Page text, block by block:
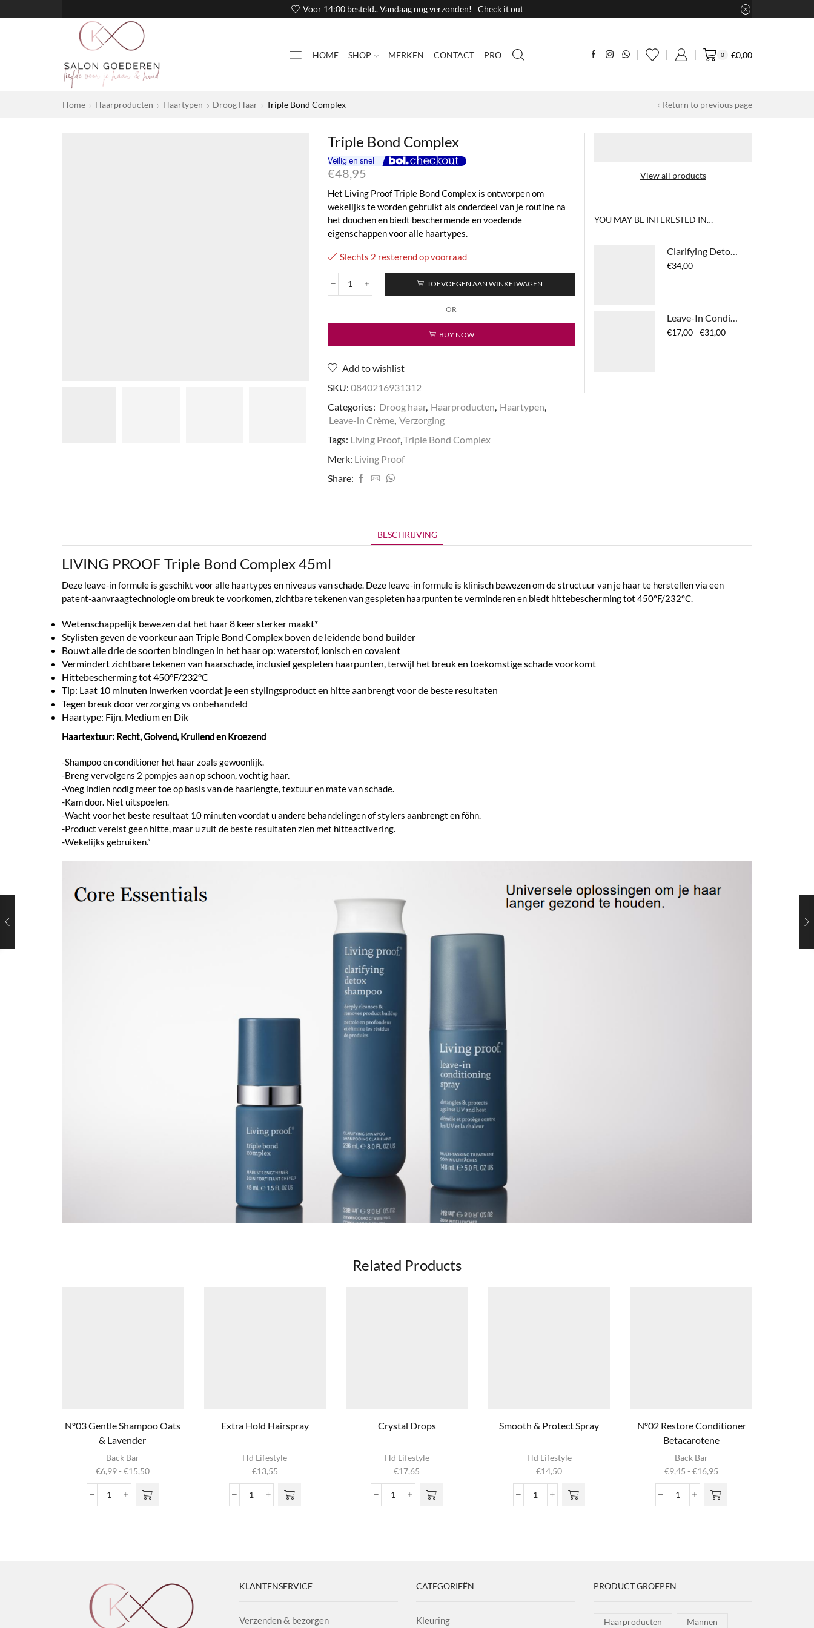
Voor 14:00 besteld.. Vandaag nog verzonden! Check it out
HOME SHOP MERKEN CONTACT PRO 0 €0,00
Home Haarproducten Haartypen Droog Haar Triple Bond Complex Return to previous page
Triple Bond Complex
€48,95
Het Living Proof Triple Bond Complex is ontworpen om
wekelijks te worden gebruikt als onderdeel van je routine na
het douchen en biedt beschermende en voedende
eigenschappen voor alle haartypes.
Slechts 2 resterend op voorraad
Triple
aantal
TOEVOEGEN AAN WINKELWAGEN
OR
BUY NOW
Add to wishlist
SKU: 0840216931312
Categories: Droog haar, Haarproducten, Haartypen,
Leave-in Crème, Verzorging
Tags: Living Proof,Triple Bond Complex
Merk: Living Proof
Share:
View all products
YOU MAY BE INTERESTED IN…
Clarifying Detox Shampoo
€34,00
Leave-In Conditioning Spray
€17,00 - €31,00Prijsklasse:
BESCHRIJVING
LIVING PROOF Triple Bond Complex 45ml
Deze leave-in formule is geschikt voor alle haartypes en niveaus van schade. Deze leave-in formule is klinisch bewezen om de structuur van je haar te herstellen via een
patent-aanvraagtechnologie om breuk te voorkomen, zichtbare tekenen van gespleten haarpunten te verminderen en biedt hittebescherming tot 450°F/232°C.
Wetenschappelijk bewezen dat het haar 8 keer sterker maakt*
Stylisten geven de voorkeur aan Triple Bond Complex boven de leidende bond builder
Bouwt alle drie de soorten bindingen in het haar op: waterstof, ionisch en covalent
Vermindert zichtbare tekenen van haarschade, inclusief gespleten haarpunten, terwijl het breuk en toekomstige schade voorkomt
Hittebescherming tot 450°F/232°C
Tip: Laat 10 minuten inwerken voordat je een stylingsproduct en hitte aanbrengt voor de beste resultaten
Tegen breuk door verzorging vs onbehandeld
Haartype: Fijn, Medium en Dik
Haartextuur: Recht, Golvend, Krullend en Kroezend
-Shampoo en conditioner het haar zoals gewoonlijk.
-Breng vervolgens 2 pompjes aan op schoon, vochtig haar.
-Voeg indien nodig meer toe op basis van de haarlengte, textuur en mate van schade.
-Kam door. Niet uitspoelen.
-Wacht voor het beste resultaat 10 minuten voordat u andere behandelingen of stylers aanbrengt en föhn.
-Product vereist geen hitte, maar u zult de beste resultaten zien met hitteactivering.
-Wekelijks gebruiken.”
Related Products
Nº03 Gentle Shampoo Oats
& Lavender
Back Bar
€6,99- €15,50Prijsklasse:
tot
Nº03
heeft
meerdere
optie kan
Extra Hold Hairspray
Hd Lifestyle
€13,55
Extra
Crystal Drops
Hd Lifestyle
€17,65
Crystal
Smooth & Protect Spray
Hd Lifestyle
€14,50
Smooth
Nº02 Restore Conditioner
Betacarotene
Back Bar
€9,45 - €16,95
tot
Nº02
heeft
meerdere
optie kan
KLANTENSERVICE
Verzenden & bezorgen
CATEGORIEËN
Kleuring
PRODUCT GROEPEN
Haarproducten Mannen